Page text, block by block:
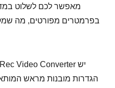
בפרמטרים מפורטים, מה
הגדרות מובנות מראש